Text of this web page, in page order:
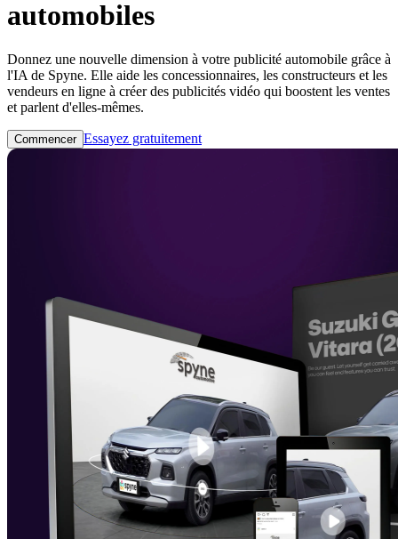
automobiles
Donnez une nouvelle dimension à votre publicité automobile grâce à
l'IA de Spyne. Elle aide les concessionnaires, les constructeurs et les
vendeurs en ligne à créer des publicités vidéo qui boostent les ventes
et parlent d'elles-mêmes.
Commencer Essayez gratuitement